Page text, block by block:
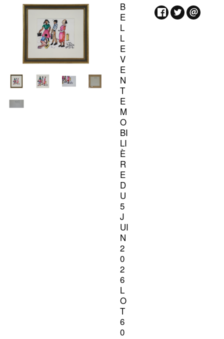
B
E
L
L
E
V
E
N
T
E
M
O
BI
LI
È
R
E
D
U
5
J
UI
N
2
0
2
6
L
O
T
6
0